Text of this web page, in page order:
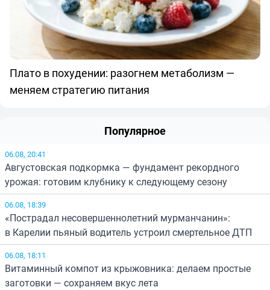
Плато в похудении: разогнем метаболизм —
меняем стратегию питания
Популярное
06.08, 20:41
Августовская подкормка — фундамент рекордного
урожая: готовим клубнику к следующему сезону
06.08, 18:39
«Пострадал несовершеннолетний мурманчанин»:
в Карелии пьяный водитель устроил смертельное ДТП
06.08, 18:11
Витаминный компот из крыжовника: делаем простые
заготовки — сохраняем вкус лета